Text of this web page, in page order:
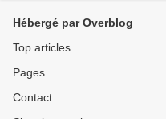
Hébergé par Overblog
Top articles
Pages
Contact